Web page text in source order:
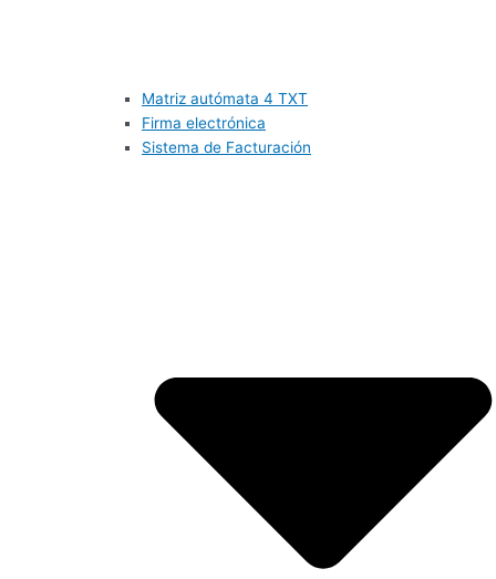
Matriz autómata 4 TXT
Firma electrónica
Sistema de Facturación